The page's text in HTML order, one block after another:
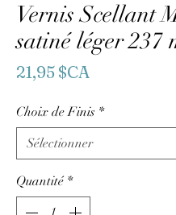
Vernis Scellant
satiné léger 237
21,95 $CA
Choix de Finis *
Quantité *